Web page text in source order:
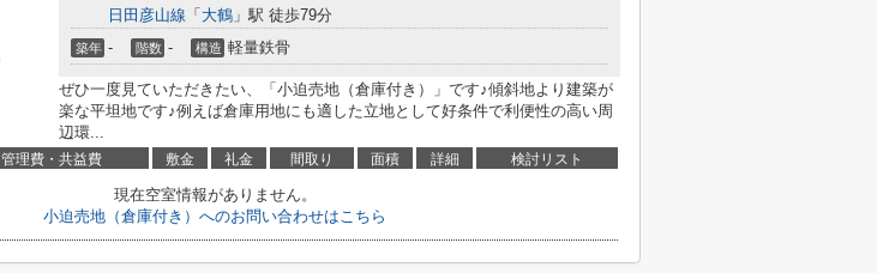
日田彦山線 「 大鶴 」駅 徒歩79分
築年 - 階数 - 構造 軽量鉄骨
ぜひ一度見ていただきたい、「小迫売地（倉庫付き）」です♪傾斜地より建築が
楽な平坦地です♪例えば倉庫用地にも適した立地として好条件で利便性の高い周
辺環...
管理費・共益費 敷金 礼金 間取り 面積 詳細 検討リスト
現在空室情報がありません。
小迫売地（倉庫付き）へのお問い合わせはこちら